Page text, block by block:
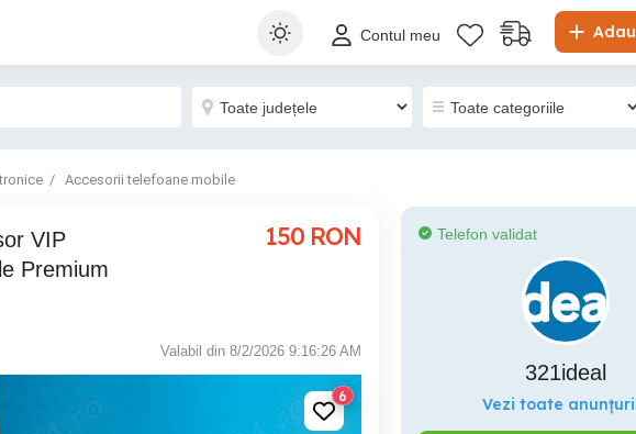
Contul meu
Accesorii telefoane mobile
VIP
Premium
150 RON
Valabil din 8/2/2026 9:16:26 AM
6
Telefon validat
321ideal
Vezi toate